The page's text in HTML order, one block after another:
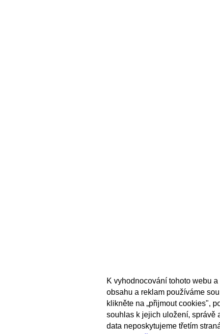
K vyhodnocování tohoto webu
obsahu a reklam používáme
klikněte na „přijmout cookies",
souhlas k jejich uložení, správě
data neposkytujeme třetím